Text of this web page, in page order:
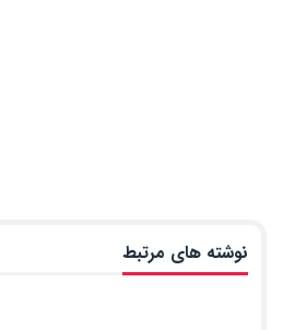
نوشته های مرتبط